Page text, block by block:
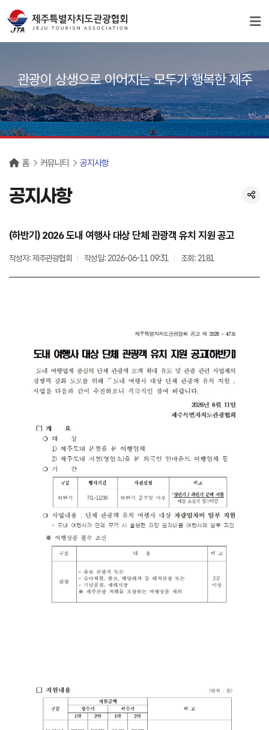
관광이 상생으로 이어지는 모두가 행복한 제주
홈 커뮤니티 공지사항
공지사항
(하반기) 2026 도내 여행사 대상 단체 관광객 유치 지원 공고
작성자: 제주관광협회 작성일: 2026-06-11 09:31 조회: 2181